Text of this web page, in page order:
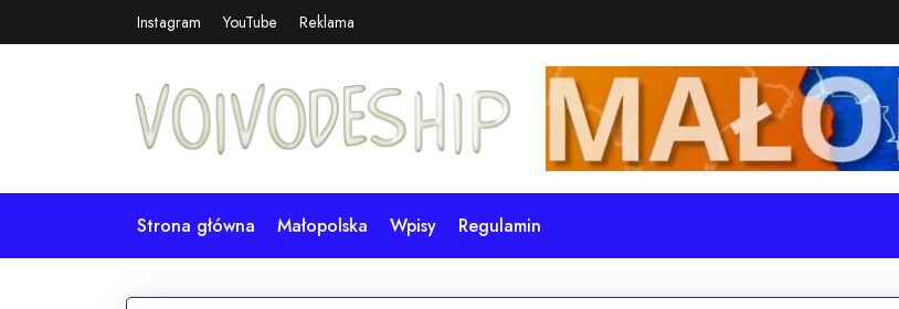
to
Instagram YouTube Reklama
Strona główna Małopolska Wpisy Regulamin